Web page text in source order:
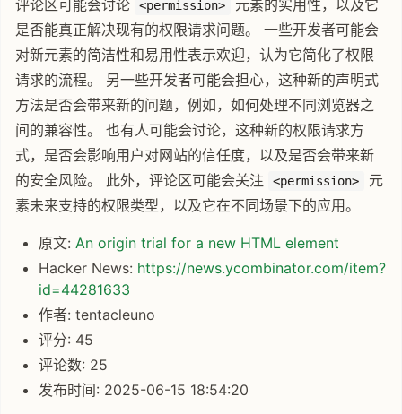
评论区可能会讨论 <permission>
元素的实用性，以及它
是否能真正解决现有的权限请求问题。 一些开发者可能会
对新元素的简洁性和易用性表示欢迎，认为它简化了权限
请求的流程。 另一些开发者可能会担心，这种新的声明式
方法是否会带来新的问题，例如，如何处理不同浏览器之
间的兼容性。 也有人可能会讨论，这种新的权限请求方
式，是否会影响用户对网站的信任度，以及是否会带来新
的安全风险。 此外，评论区可能会关注
<permission>
元
素未来支持的权限类型，以及它在不同场景下的应用。
原文: An origin trial for a new HTML element
Hacker News: https://news.ycombinator.com/item?
id=44281633
作者: tentacleuno
评分: 45
评论数: 25
发布时间: 2025-06-15 18:54:20